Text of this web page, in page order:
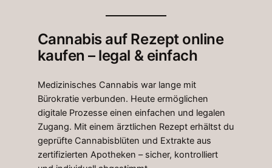
Cannabis auf Rezept online
kaufen – legal & einfach
Medizinisches Cannabis war lange mit
Bürokratie verbunden. Heute ermöglichen
digitale Prozesse einen einfachen und legalen
Zugang. Mit einem ärztlichen Rezept erhältst du
geprüfte Cannabisblüten und Extrakte aus
zertifizierten Apotheken – sicher, kontrolliert